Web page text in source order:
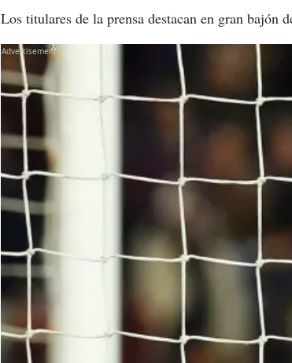
Los titulares de la prensa destacan en gran bajón
X
X